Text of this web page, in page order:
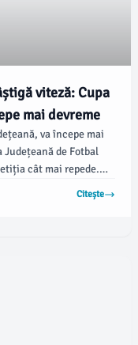
viteză: Cupa
mai devreme
va începe mai
de Fotbal
cât mai repede.
participarea fiind
lupta pentru trofeu.
Citește